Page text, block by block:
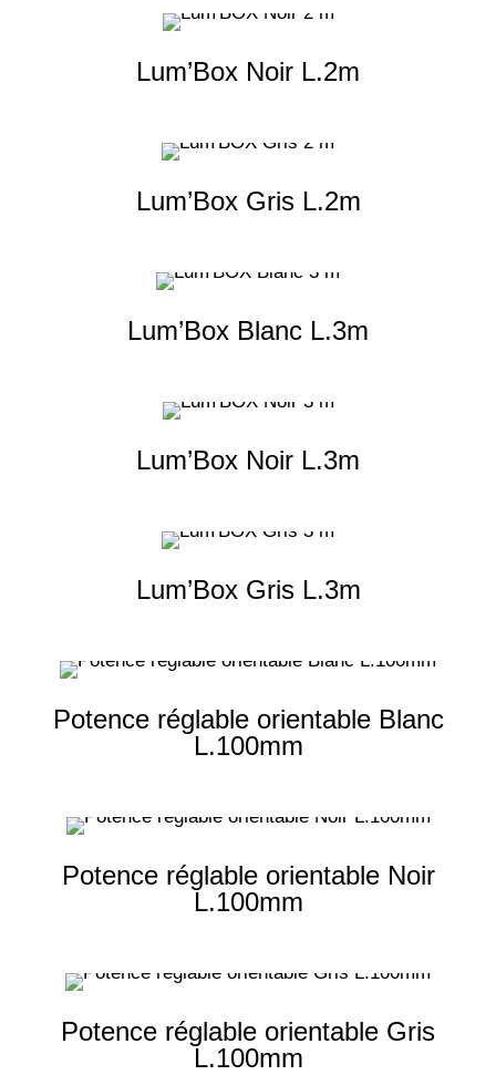
Lum’Box Noir L.2m
Lum’Box Gris L.2m
Lum’Box Blanc L.3m
Lum’Box Noir L.3m
Lum’Box Gris L.3m
Potence réglable orientable Blanc
L.100mm
Potence réglable orientable Noir
L.100mm
Potence réglable orientable Gris
L.100mm